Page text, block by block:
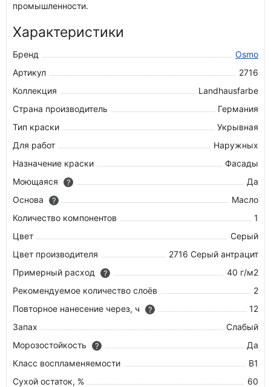
промышленности.
Характеристики
Бренд
Osmo
Артикул
2716
Коллекция
Landhausfarbe
Страна производитель
Германия
Тип краски
Укрывная
Для работ
Наружных
Назначение краски
Фасады
Моющаяся
?
Да
Основа
?
Масло
Количество компонентов
1
Цвет
Серый
Цвет производителя
2716 Серый антрацит
Примерный расход
?
40 г/м2
Рекомендуемое количество слоёв
2
Повторное нанесение через, ч
?
12
Запах
Слабый
Морозостойкость
?
Да
Класс воспламеняемости
В1
Сухой остаток, %
60